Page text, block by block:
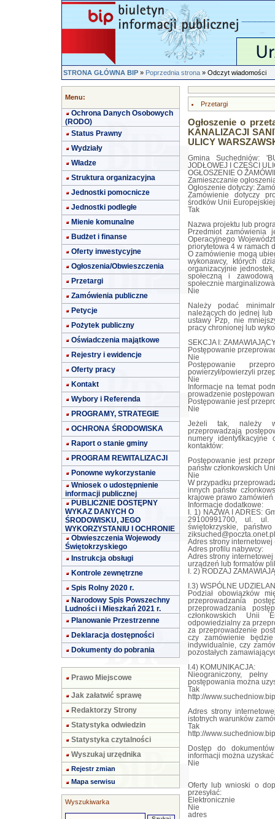
STRONA GŁÓWNA BIP»Poprzednia strona» Odczyt wiadomości
Menu:
Ochrona Danych Osobowych
(RODO)
Status Prawny
Wydziały
Władze
Struktura organizacyjna
Jednostki pomocnicze
Jednostki podległe
Mienie komunalne
Budżet i finanse
Oferty inwestycyjne
Ogłoszenia/Obwieszczenia
Przetargi
Zamówienia publiczne
Petycje
Pożytek publiczny
Oświadczenia majątkowe
Rejestry i ewidencje
Oferty pracy
Kontakt
Wybory i Referenda
PROGRAMY, STRATEGIE
OCHRONA ŚRODOWISKA
Raport o stanie gminy
PROGRAM REWITALIZACJI
Ponowne wykorzystanie
Wniosek o udostępnienie
informacji publicznej
PUBLICZNIE DOSTĘPNY
WYKAZ DANYCH O
ŚRODOWISKU, JEGO
WYKORZYSTANIU I OCHRONIE
Obwieszczenia Wojewody
Świętokrzyskiego
Instrukcja obsługi
Kontrole zewnętrzne
Spis Rolny 2020 r.
Narodowy Spis Powszechny
Ludności i Mieszkań 2021 r.
Planowanie Przestrzenne
Deklaracja dostępności
Dokumenty do pobrania
Prawo Miejscowe
Jak załatwić sprawę
Redaktorzy Strony
Statystyka odwiedzin
Statystyka czytalności
Wyszukaj urzędnika
Rejestr zmian
Mapa serwisu
Wyszukiwarka
Przetargi
Ogłoszenie o
KANALIZACJI
ULICY
Gmina Suchedniów:
JODŁOWEJ I CZĘŚCI
OGŁOSZENIE O
Zamieszczanie
Ogłoszenie dotyczy:
Zamówienie dotyczy
środków Unii Europejskiej
Tak
Nazwa projektu lub
Przedmiot zamówienia
Operacyjnego
priorytetowa 4 w ramach
O zamówienie mogą
wykonawcy, których
organizacyjnie
społeczną i
społecznie
Nie
Należy podać
należących do jednej lub
ustawy Pzp, nie
pracy chronionej lub
SEKCJA I:
Postępowanie
Nie
Postępowanie
powierzył/powierzyli
Nie
Informacje na temat
prowadzenie
Postępowanie jest
Nie
Jeżeli tak, należy
przeprowadzają
numery
kontaktów:
Postępowanie jest
państw członkowskich
Nie
W przypadku
innych państw
krajowe prawo
Informacje dodatkowe:
I. 1) NAZWA I ADRES:
29100991700, ul.
świętokrzyskie,
ziksuched@poczta.onet.pl
Adres strony internetowej
Adres profilu nabywcy:
Adres strony
urządzeń lub formatów
I. 2) RODZAJ
I.3) WSPÓLNE
Podział obowiązków
przeprowadzania
przeprowadzania
członkowskich Unii
odpowiedzialny za
za przeprowadzenie
czy zamówienie
indywidualnie, czy
pozostałych
I.4) KOMUNIKACJA:
Nieograniczony,
postępowania można
Tak
http://
Adres strony
istotnych warunków
Tak
http://
Dostęp do
informacji można
Nie
Oferty lub wnioski o
przesyłać:
Elektronicznie
Nie
adres